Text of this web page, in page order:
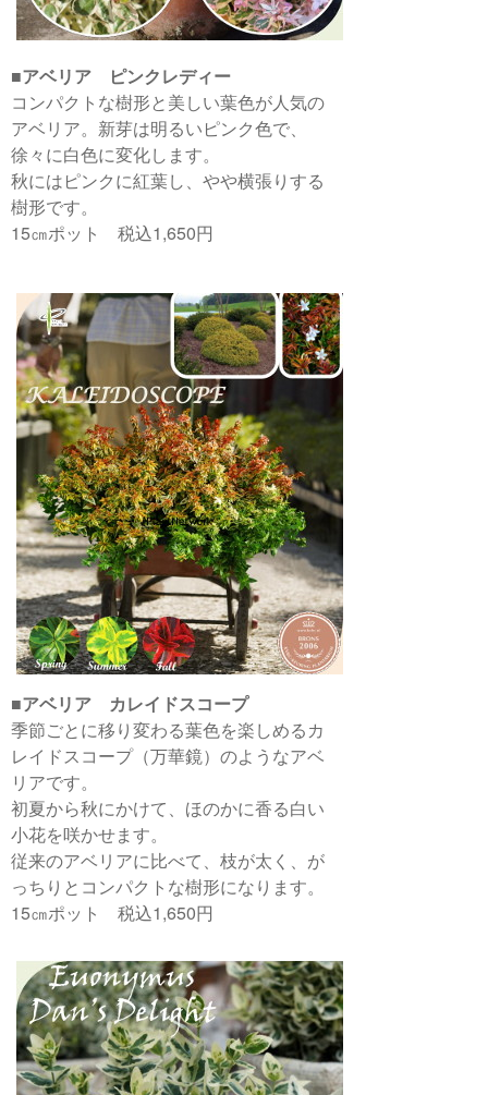
■アベリア ピンクレディー
コンパクトな樹形と美しい葉色が人気の
アベリア。新芽は明るいピンク色で、
徐々に白色に変化します。
秋にはピンクに紅葉し、やや横張りする
樹形です。
15㎝ポット 税込1,650円
■アベリア カレイドスコープ
季節ごとに移り変わる葉色を楽しめるカ
レイドスコープ（万華鏡）のようなアベ
リアです。
初夏から秋にかけて、ほのかに香る白い
小花を咲かせます。
従来のアベリアに比べて、枝が太く、が
っちりとコンパクトな樹形になります。
15㎝ポット 税込1,650円